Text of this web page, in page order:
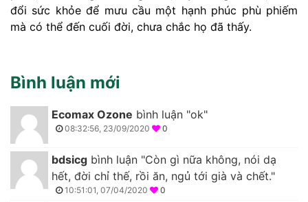
đổi sức khỏe để mưu cầu một hạnh phúc phù phiếm
mà có thể đến cuối đời, chưa chắc họ đã thấy.
Bình luận mới
Ecomax Ozone bình luận "ok"
08:32:56, 23/09/2020 0
bdsicg bình luận "Còn gì nữa không, nói dạ
hết, đời chỉ thế, rồi ăn, ngủ tới già và chết."
10:51:01, 07/04/2020 0